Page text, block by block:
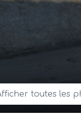
toutes les